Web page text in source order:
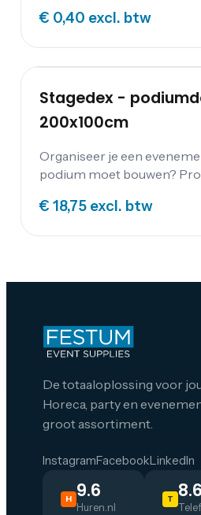
en verhoogde vloeren.
€ 0,40 excl. btw
Stagedex -
200x100cm
Organiseer je een
podium moet bouwen?
en verhoogde vloeren.
€ 18,75 excl. btw
De totaaloplossing voor
Horeca, party en
groot assortiment.
InstagramFacebookLinkedIn
H 9.6
Huren.nl
T 8.6